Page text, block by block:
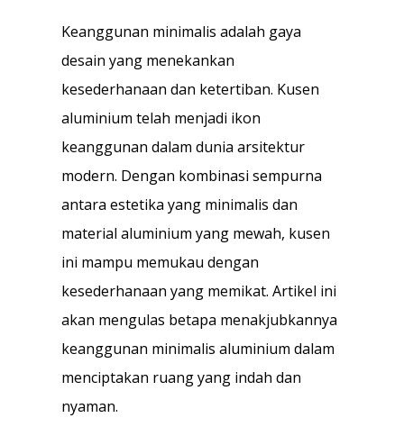
Keanggunan minimalis adalah gaya
desain yang menekankan
kesederhanaan dan ketertiban. Kusen
aluminium telah menjadi ikon
keanggunan dalam dunia arsitektur
modern. Dengan kombinasi sempurna
antara estetika yang minimalis dan
material aluminium yang mewah, kusen
ini mampu memukau dengan
kesederhanaan yang memikat. Artikel ini
akan mengulas betapa menakjubkannya
keanggunan minimalis aluminium dalam
menciptakan ruang yang indah dan
nyaman.